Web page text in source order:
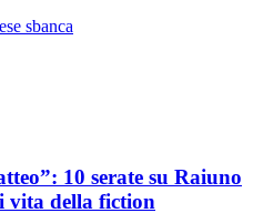
sbanca
10 serate su Raiuno
vita della fiction